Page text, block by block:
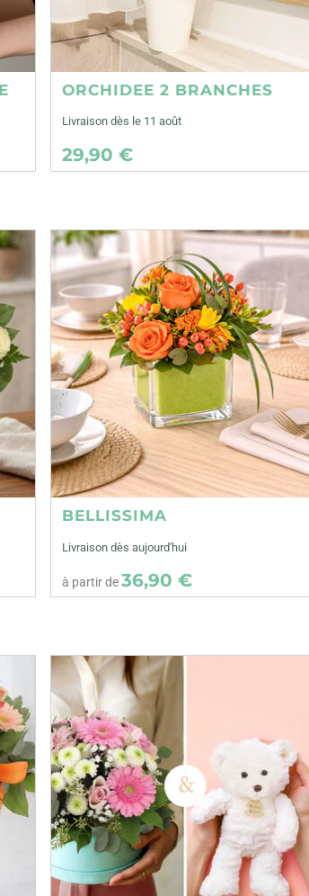
ORCHIDEE 2 BRANCHES
Livraison dès le 11 août
29,90 €
BELLISSIMA
Livraison dès aujourd'hui
à partir de36,90 €